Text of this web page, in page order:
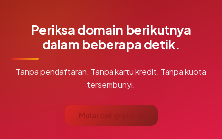
Periksa domain berikutnya
dalam beberapa detik.
Tanpa pendaftaran. Tanpa kartu kredit. Tanpa kuota
tersembunyi.
Mulai cek gratis →